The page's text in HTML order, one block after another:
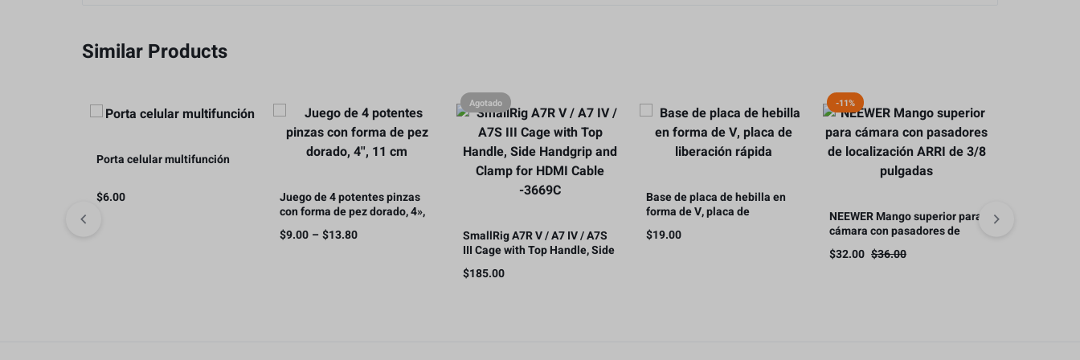
Similar Products
Porta celular multifunción
$6.00
Juego de 4 potentes pinzas
con forma de pez dorado, 4»,
11 cm
$9.00 – $13.80
Agotado
SmallRig A7R V / A7 IV / A7S
III Cage with Top Handle, Side
Handgrip and Clamp for HDMI
Cable -3669C
$185.00
Base de placa de hebilla en
forma de V, placa de
liberación rápida
$19.00
-11%
NEEWER Mango superior para
cámara con pasadores de
localización ARRI de 3/8
pulgadas
$32.00 $36.00